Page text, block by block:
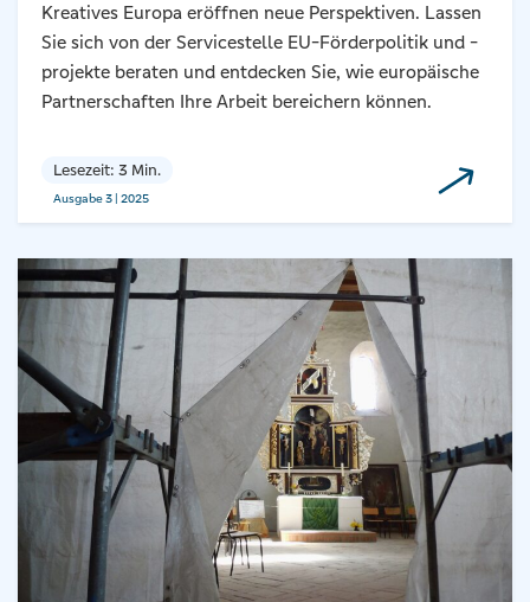
Kreatives Europa eröffnen neue Perspektiven. Lassen
Sie sich von der Servicestelle EU-Förderpolitik und -
projekte beraten und entdecken Sie, wie europäische
Partnerschaften Ihre Arbeit bereichern können.
Lesezeit: 3 Min.
Ausgabe 3 | 2025